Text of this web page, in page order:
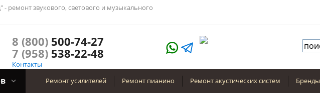
ремонт звукового, светового и музыкального
8 (800)500-74-27
7 (958)538-22-48
Контакты
Ремонт усилителей Ремонт пианино Ремонт акустических систем Бренды